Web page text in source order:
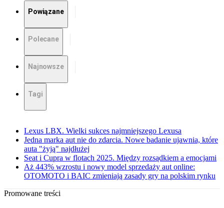
Powiązane
Polecane
Najnowsze
Tagi
Lexus LBX. Wielki sukces najmniejszego Lexusa
Jedna marka aut nie do zdarcia. Nowe badanie ujawnia, które
auta "żyją" najdłużej
Seat i Cupra w flotach 2025. Między rozsądkiem a emocjami
Aż 443% wzrostu i nowy model sprzedaży aut online:
OTOMOTO i BAIC zmieniają zasady gry na polskim rynku
Promowane treści